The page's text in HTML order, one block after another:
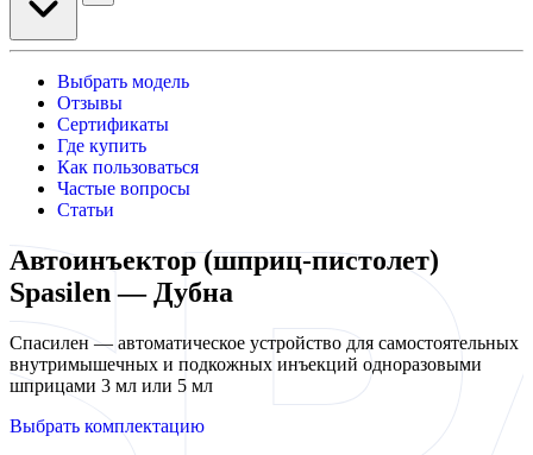
Выбрать модель
Отзывы
Сертификаты
Где купить
Как пользоваться
Частые вопросы
Статьи
Автоинъектор (шприц-пистолет)
Spasilen — Дубна
Спасилен — автоматическое устройство для самостоятельных
внутримышечных и подкожных инъекций одноразовыми
шприцами 3 мл или 5 мл
Выбрать комплектацию